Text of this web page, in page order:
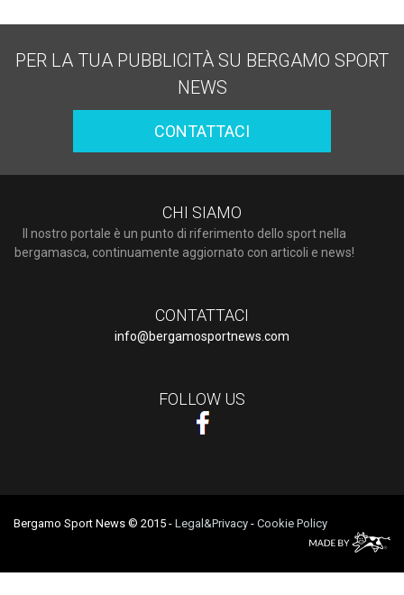
PER LA TUA PUBBLICITÀ SU BERGAMO SPORT
NEWS
CONTATTACI
CHI SIAMO
Il nostro portale è un punto di riferimento dello sport nella
bergamasca, continuamente aggiornato con articoli e news!
CONTATTACI
info@bergamosportnews.com
FOLLOW US
Bergamo Sport News © 2015 - Legal&Privacy - Cookie Policy